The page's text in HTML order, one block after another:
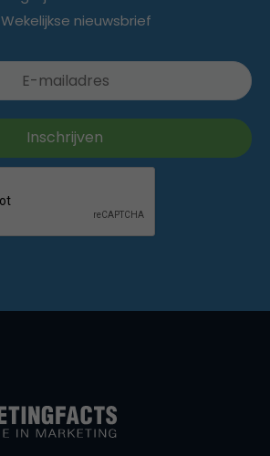
Wekelijkse nieuwsbrief